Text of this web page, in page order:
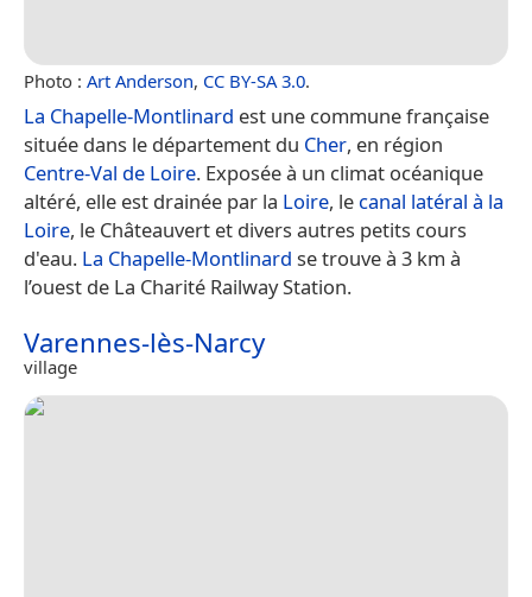
Photo : Art Anderson, CC BY-SA 3.0.
La Chapelle-Montlinard est une commune française
située dans le département du Cher, en région
Centre-Val de Loire. Exposée à un climat océanique
altéré, elle est drainée par la Loire, le canal latéral à la
Loire, le Châteauvert et divers autres petits cours
d'eau. La Chapelle-Montlinard se trouve à 3 km à
l’ouest de La Charité Railway Station.
Varennes-lès-Narcy
village